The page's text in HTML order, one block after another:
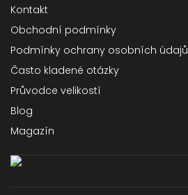
Kontakt
Obchodní podmínky
Podmínky ochrany osobních údajů
Často kladené otázky
Průvodce velikostí
Blog
Magazín